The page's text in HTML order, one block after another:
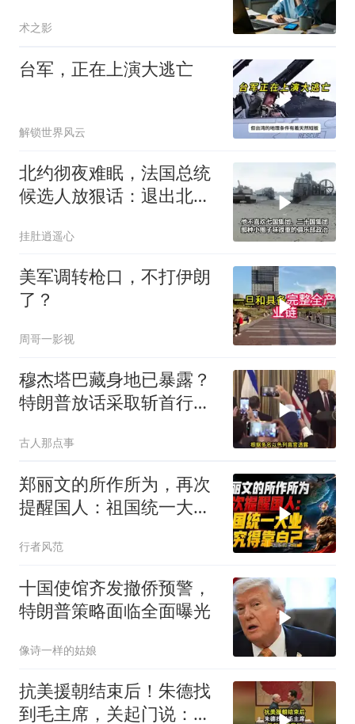
术之影
台军，正在上演大逃亡
解锁世界风云
北约彻夜难眠，法国总统
候选人放狠话：退出北
挂肚逍遥心
美军调转枪口，不打伊朗
了？
周哥一影视
穆杰塔巴藏身地已暴露？
特朗普放话采取斩首行
古人那点事
郑丽文的所作所为，再次
提醒国人：祖国统一大
行者风范
十国使馆齐发撤侨预警，
特朗普策略面临全面曝光
像诗一样的姑娘
抗美援朝结束后！朱德找
到毛主席，关起门说：我